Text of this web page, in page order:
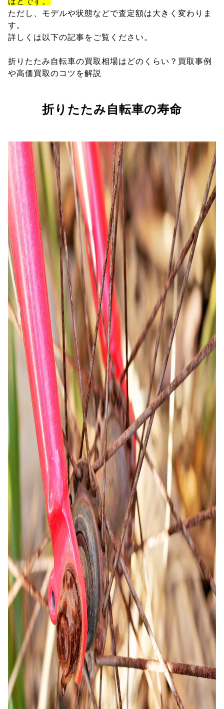
ただし、モデルや状態などで査定額は大きく変わりま
す。
詳しくは以下の記事をご覧ください。
折りたたみ自転車の買取相場はどのくらい？買取事例
や高価買取のコツを解説
折りたたみ自転車の寿命